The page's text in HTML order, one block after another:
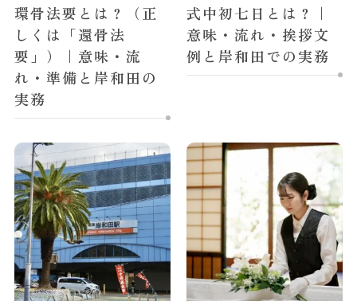
環骨法要とは？（正
しくは「還骨法
要」）｜意味・流
れ・準備と岸和田の
実務
式中初七日とは？｜
意味・流れ・挨拶文
例と岸和田での実務